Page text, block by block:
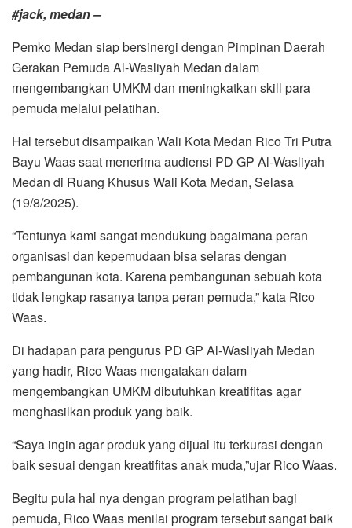
#jack, medan –
Pemko Medan siap bersinergi dengan Pimpinan Daerah
Gerakan Pemuda Al-Wasliyah Medan dalam
mengembangkan UMKM dan meningkatkan skill para
pemuda melalui pelatihan.
Hal tersebut disampaikan Wali Kota Medan Rico Tri Putra
Bayu Waas saat menerima audiensi PD GP Al-Wasliyah
Medan di Ruang Khusus Wali Kota Medan, Selasa
(19/8/2025).
“Tentunya kami sangat mendukung bagaimana peran
organisasi dan kepemudaan bisa selaras dengan
pembangunan kota. Karena pembangunan sebuah kota
tidak lengkap rasanya tanpa peran pemuda,” kata Rico
Waas.
Di hadapan para pengurus PD GP Al-Wasliyah Medan
yang hadir, Rico Waas mengatakan dalam
mengembangkan UMKM dibutuhkan kreatifitas agar
menghasilkan produk yang baik.
“Saya ingin agar produk yang dijual itu terkurasi dengan
baik sesuai dengan kreatifitas anak muda,”ujar Rico Waas.
Begitu pula hal nya dengan program pelatihan bagi
pemuda, Rico Waas menilai program tersebut sangat baik